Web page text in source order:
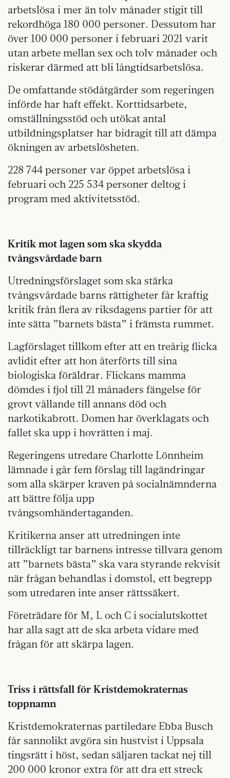
arbetslösa i mer än tolv månader stigit till
rekordhöga 180 000 personer. Dessutom har
över 100 000 personer i februari 2021 varit
utan arbete mellan sex och tolv månader och
riskerar därmed att bli långtidsarbetslösa.
De omfattande stödåtgärder som regeringen
införde har haft effekt. Korttidsarbete,
omställningsstöd och utökat antal
utbildningsplatser har bidragit till att dämpa
ökningen av arbetslösheten.
228 744 personer var öppet arbetslösa i
februari och 225 534 personer deltog i
program med aktivitetsstöd.
Kritik mot lagen som ska skydda
tvångsvårdade barn
Utredningsförslaget som ska stärka
tvångsvårdade barns rättigheter får kraftig
kritik från flera av riksdagens partier för att
inte sätta ”barnets bästa” i främsta rummet.
Lagförslaget tillkom efter att en treårig flicka
avlidit efter att hon återförts till sina
biologiska föräldrar. Flickans mamma
dömdes i fjol till 21 månaders fängelse för
grovt vållande till annans död och
narkotikabrott. Domen har överklagats och
fallet ska upp i hovrätten i maj.
Regeringens utredare Charlotte Lönnheim
lämnade i går fem förslag till lagändringar
som alla skärper kraven på socialnämnderna
att bättre följa upp
tvångsomhändertaganden.
Kritikerna anser att utredningen inte
tillräckligt tar barnens intresse tillvara genom
att ”barnets bästa” ska vara styrande rekvisit
när frågan behandlas i domstol, ett begrepp
som utredaren inte anser rättssäkert.
Företrädare för M, L och C i socialutskottet
har alla sagt att de ska arbeta vidare med
frågan för att skärpa lagen.
Triss i rättsfall för Kristdemokraternas
toppnamn
Kristdemokraternas partiledare Ebba Busch
får sannolikt avgöra sin hustvist i Uppsala
tingsrätt i höst, sedan säljaren tackat nej till
200 000 kronor extra för att dra ett streck